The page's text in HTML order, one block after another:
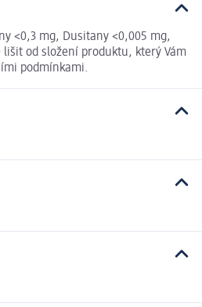
<0,3 mg, Dusitany <0,005 mg,
od složení produktu, který Vám
podmínkami.